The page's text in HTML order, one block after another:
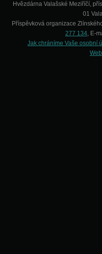
Hvězdárna Valašské Meziříčí,
01
Příspěvková organizace
277 134, E-
Jak chráníme Vaše osobní